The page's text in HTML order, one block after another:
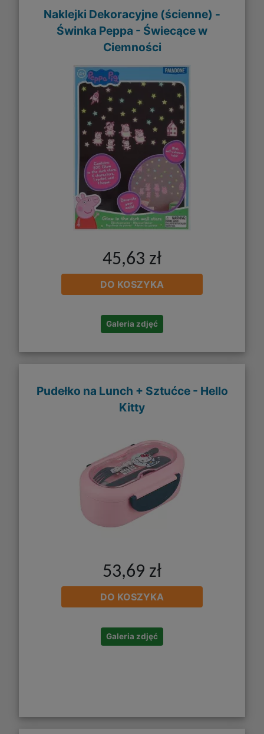
Naklejki Dekoracyjne (ścienne) -
Świnka Peppa - Świecące w
Ciemności
45,63 zł
DO KOSZYKA
Galeria zdjęć
Pudełko na Lunch + Sztućce - Hello
Kitty
53,69 zł
DO KOSZYKA
Galeria zdjęć